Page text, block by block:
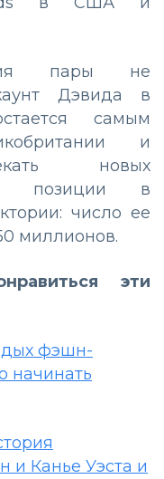
пары не
Дэвида в
самым
и
новых
позиции в
число ее
миллионов.
эти
фэшн-
начинать
Канье Уэста и